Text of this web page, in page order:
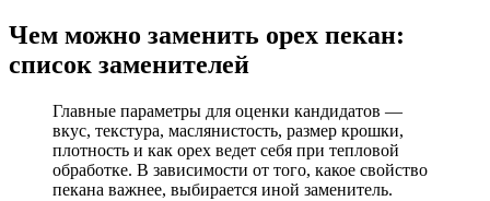
Чем можно заменить орех пекан:
список заменителей
Главные параметры для оценки кандидатов —
вкус, текстура, маслянистость, размер крошки,
плотность и как орех ведет себя при тепловой
обработке. В зависимости от того, какое свойство
пекана важнее, выбирается иной заменитель.